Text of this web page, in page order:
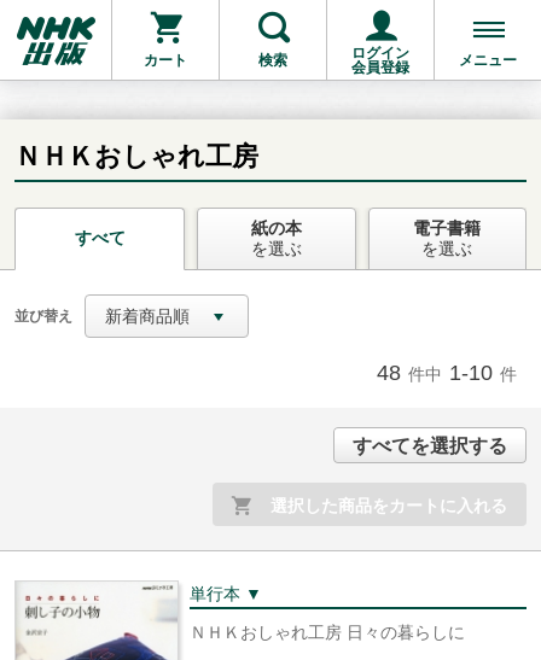
カート 検索
ログイン
会員登録
メニュー
お支払いに進む
他にも商品を買う
ＮＨＫおしゃれ工房
すべて
紙の本
を選ぶ
電子書籍
を選ぶ
並び替え 新着商品順
48 件中 1-10 件
すべてを選択する
選択した商品をカートに入れる
単行本 ▼
ＮＨＫおしゃれ工房 日々の暮らしに